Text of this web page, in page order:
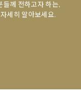
께 전하고자 하는,
세히 알아보세요.